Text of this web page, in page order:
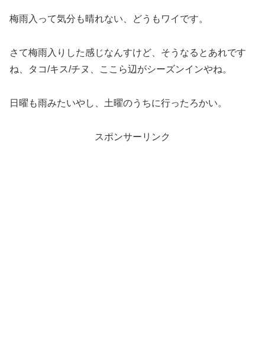
梅雨入って気分も晴れない、どうもワイです。
さて梅雨入りした感じなんすけど、そうなるとあれです
ね、タコ/キス/チヌ、ここら辺がシーズンインやね。
日曜も雨みたいやし、土曜のうちに行ったろかい。
スポンサーリンク